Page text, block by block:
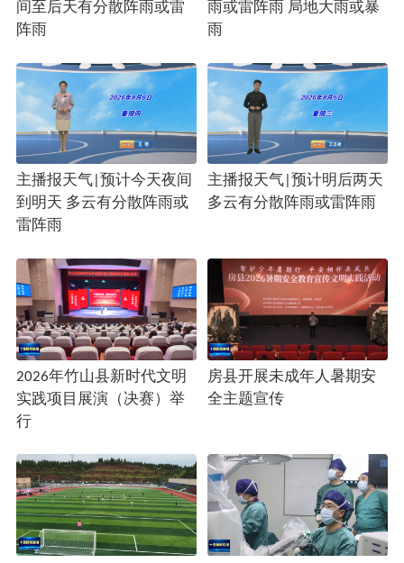
间至后天有分散阵雨或雷
阵雨
雨或雷阵雨 局地大雨或暴
雨
主播报天气|预计今天夜间
到明天 多云有分散阵雨或
雷阵雨
主播报天气|预计明后两天
多云有分散阵雨或雷阵雨
2026年竹山县新时代文明
实践项目展演（决赛）举
行
房县开展未成年人暑期安
全主题宣传